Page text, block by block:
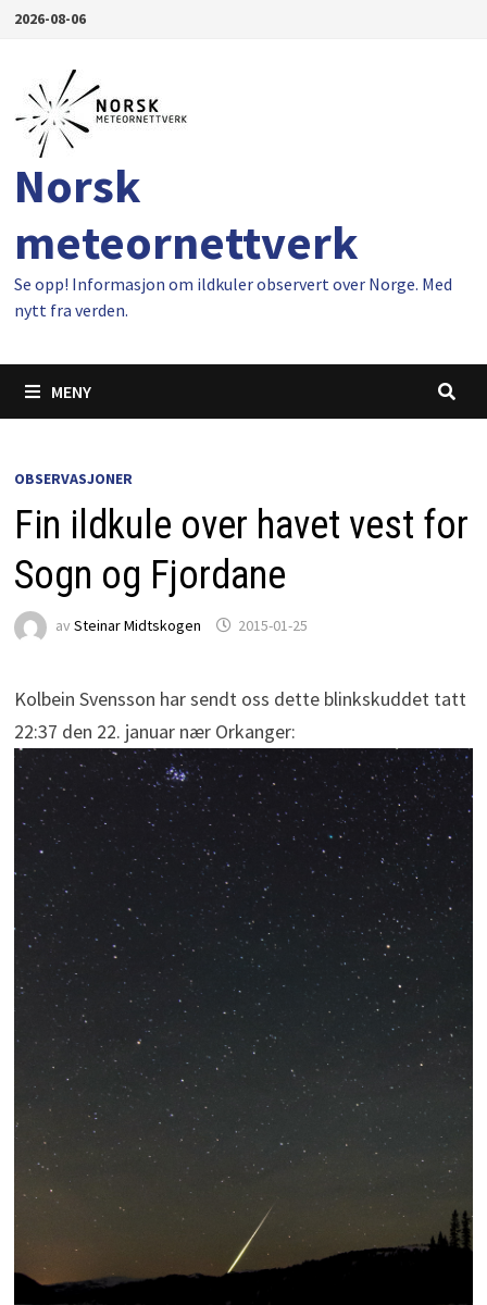
Gå2026-08-06
Norsk
meteornettverk
Se opp! Informasjon om ildkuler observert over Norge. Med
nytt fra verden.
MENY
OBSERVASJONER
Fin ildkule over havet vest for
Sogn og Fjordane
av Steinar Midtskogen 2015-01-25
Kolbein Svensson har sendt oss dette blinkskuddet tatt
22:37 den 22. januar nær Orkanger: